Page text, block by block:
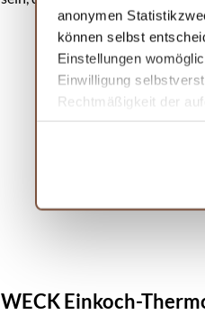
anonymen
können selbst
Einstellungen
Einwilligung
Rechtmäßigkeit der
Informationen finden
WECK Einkoch-